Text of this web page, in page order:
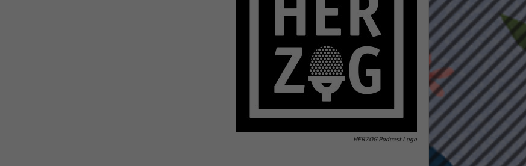
HERZOG Podcast Logo
Impressum